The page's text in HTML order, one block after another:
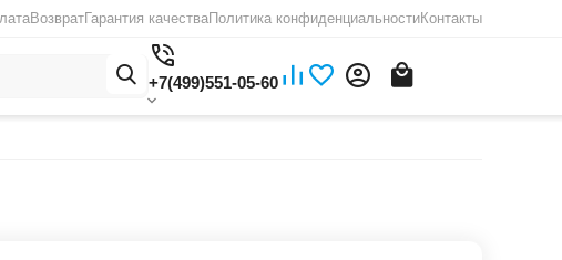
ВозвратГарантия качестваПолитика конфиденциальностиКонтакты
+7(499)551-05-60